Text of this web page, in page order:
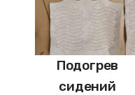
Подогрев
сидений